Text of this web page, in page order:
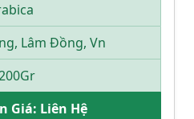
Lâm Đồng, Vn
Giá: Liên Hệ